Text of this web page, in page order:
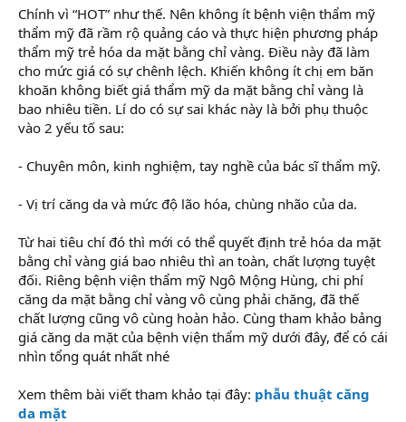
Chính vì “HOT” như thế. Nên không ít bệnh viện thẩm mỹ
thẩm mỹ đã rầm rộ quảng cáo và thực hiện phương pháp
thẩm mỹ trẻ hóa da mặt bằng chỉ vàng. Điều này đã làm
cho mức giá có sự chênh lệch. Khiến không ít chị em băn
khoăn không biết giá thẩm mỹ da mặt bằng chỉ vàng là
bao nhiêu tiền. Lí do có sự sai khác này là bởi phụ thuộc
vào 2 yếu tố sau:
- Chuyên môn, kinh nghiệm, tay nghề của bác sĩ thẩm mỹ.
- Vị trí căng da và mức độ lão hóa, chùng nhão của da.
Từ hai tiêu chí đó thì mới có thể quyết định trẻ hóa da mặt
bằng chỉ vàng giá bao nhiêu thì an toàn, chất lượng tuyệt
đối. Riêng bệnh viện thẩm mỹ Ngô Mộng Hùng, chi phí
căng da mặt bằng chỉ vàng vô cùng phải chăng, đã thế
chất lượng cũng vô cùng hoàn hảo. Cùng tham khảo bảng
giá căng da mặt của bệnh viện thẩm mỹ dưới đây, để có cái
nhìn tổng quát nhất nhé
Xem thêm bài viết tham khảo tại đây: phẫu thuật căng
da mặt